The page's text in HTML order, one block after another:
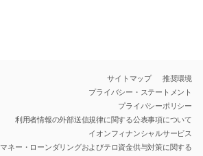
サイトマップ
推奨環境
プライバシー・ステートメント
プライバシーポリシー
利用者情報の外部送信規律に関する公表事項について
イオンフィナンシャルサービス
マネー・ローンダリングおよびテロ資金供与対策に関する